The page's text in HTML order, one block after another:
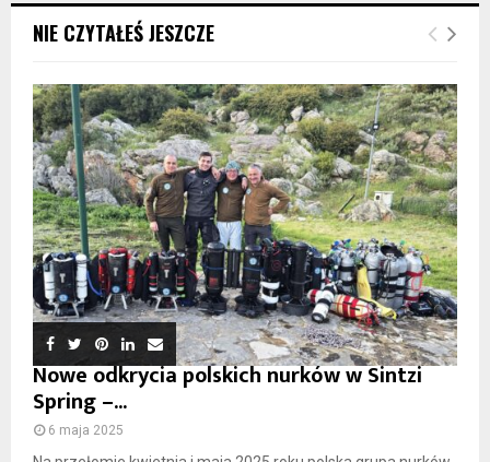
NIE CZYTAŁEŚ JESZCZE
Nowe odkrycia polskich nurków w Sintzi
Spring –...
6 maja 2025